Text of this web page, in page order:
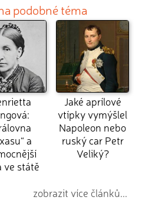
podobné téma
a
ve státě
Jaké aprílové
vtípky vymýšlel
Napoleon nebo
ruský car Petr
Veliký?
zobrazit více článků...